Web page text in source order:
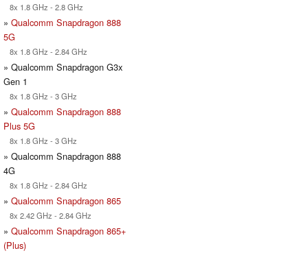
8x 1.8 GHz - 2.8 GHz
» Qualcomm Snapdragon 888
5G
8x 1.8 GHz - 2.84 GHz
» Qualcomm Snapdragon G3x
Gen 1
8x 1.8 GHz - 3 GHz
» Qualcomm Snapdragon 888
Plus 5G
8x 1.8 GHz - 3 GHz
» Qualcomm Snapdragon 888
4G
8x 1.8 GHz - 2.84 GHz
» Qualcomm Snapdragon 865
8x 2.42 GHz - 2.84 GHz
» Qualcomm Snapdragon 865+
(Plus)